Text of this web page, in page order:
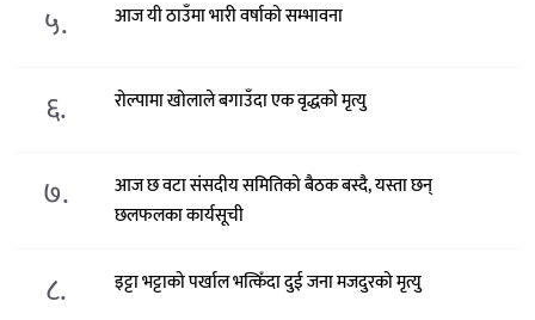
५. आज यी ठाउँमा भारी वर्षाको सम्भावना
६. रोल्पामा खोलाले बगाउँदा एक वृद्धको मृत्यु
७.
आज छ वटा संसदीय समितिको बैठक बस्दै, यस्ता छन्
छलफलका कार्यसूची
८. इट्टा भट्टाको पर्खाल भत्किँदा दुई जना मजदुरको मृत्यु